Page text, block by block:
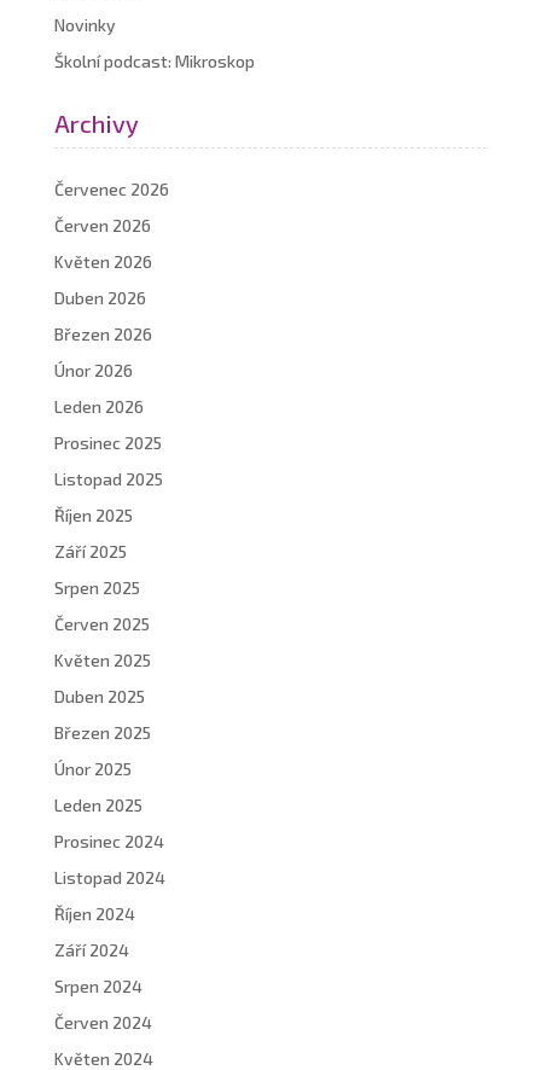
Novinky
Školní podcast: Mikroskop
Archivy
Červenec 2026
Červen 2026
Květen 2026
Duben 2026
Březen 2026
Únor 2026
Leden 2026
Prosinec 2025
Listopad 2025
Říjen 2025
Září 2025
Srpen 2025
Červen 2025
Květen 2025
Duben 2025
Březen 2025
Únor 2025
Leden 2025
Prosinec 2024
Listopad 2024
Říjen 2024
Září 2024
Srpen 2024
Červen 2024
Květen 2024